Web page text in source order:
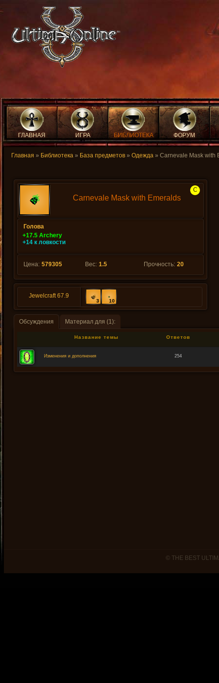
ГЛАВНАЯ ИГРА БИБЛИОТЕКА ФОРУМ
Главная » Библиотека » База предметов » Одежда » Carnevale Mask with
Carnevale Mask with Emeralds
C
Голова
+17.5 Archery
+14 к ловкости
Цена: 579305 Вес: 1.5 Прочность: 20
Jewelcraft 67.9
3 10
Обсуждения Материал для (1):
Название темы Ответов
Изменения и дополнения 254
© THE BEST